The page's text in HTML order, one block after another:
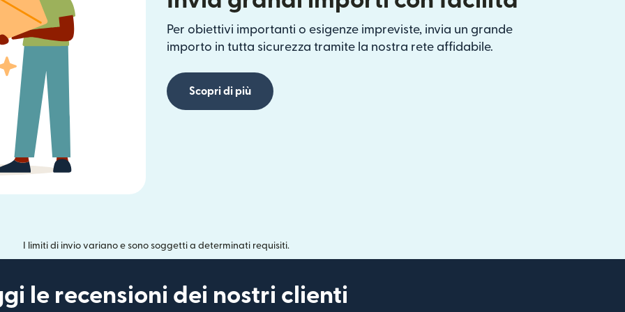
Per obiettivi importanti o esigenze impreviste, invia un grande
importo in tutta sicurezza tramite la nostra rete affidabile.
Scopri di più
I limiti di invio variano e sono soggetti a determinati requisiti.
le recensioni dei nostri clienti